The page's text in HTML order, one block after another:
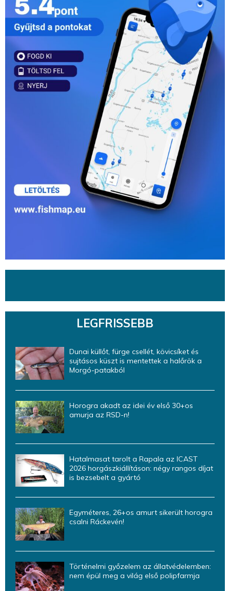
LEGFRISSEBB
Dunai küllőt, fürge csellét, kövicsíket és
sujtásos küszt is mentettek a halőrök a
Morgó-patakból
Horogra akadt az idei év első 30+os
amurja az RSD-n!
Hatalmasat tarolt a Rapala az ICAST
2026 horgászkiállításon: négy rangos díjat
is bezsebelt a gyártó
Egyméteres, 26+os amurt sikerült horogra
csalni Ráckevén!
Történelmi győzelem az állatvédelemben:
nem épül meg a világ első polipfarmja